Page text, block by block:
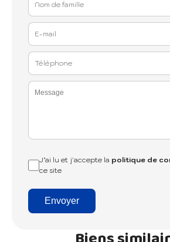
J’ai lu et j'accepte la politique de
ce site
Envoyer